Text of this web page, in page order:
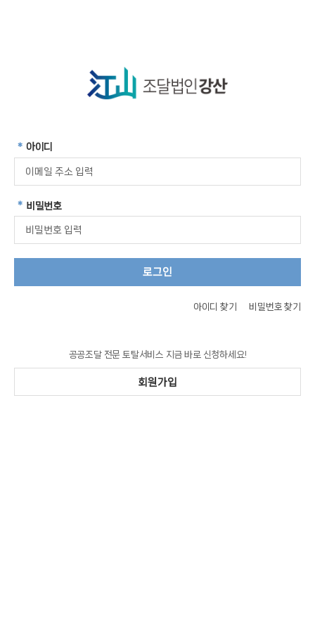
* 아이디
* 비밀번호
로그인
아이디 찾기 비밀번호 찾기
공공조달 전문 토탈서비스 지금 바로 신청하세요!
회원가입